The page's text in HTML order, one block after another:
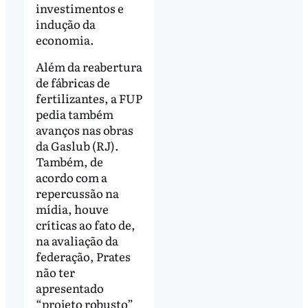
investimentos e
indução da
economia.
Além da reabertura
de fábricas de
fertilizantes, a FUP
pedia também
avanços nas obras
da Gaslub (RJ).
Também, de
acordo com a
repercussão na
mídia, houve
críticas ao fato de,
na avaliação da
federação, Prates
não ter
apresentado
“projeto robusto”